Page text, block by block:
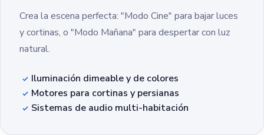
Crea la escena perfecta: "Modo Cine" para bajar luces
y cortinas, o "Modo Mañana" para despertar con luz
natural.
Iluminación dimeable y de colores
Motores para cortinas y persianas
Sistemas de audio multi-habitación